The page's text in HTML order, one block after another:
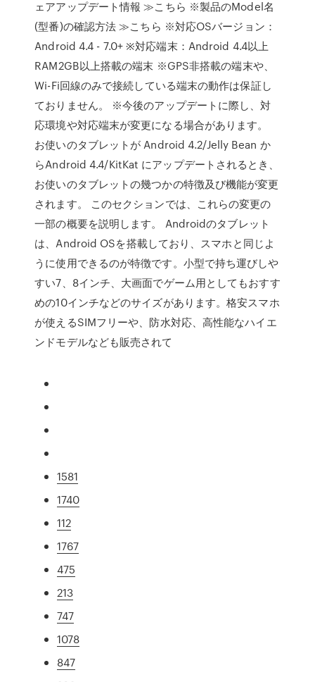
ェアアップデート情報 ≫こちら ※製品のModel名
(型番)の確認方法 ≫こちら ※対応OSバージョン：
Android 4.4 - 7.0+ ※対応端末：Android 4.4以上
RAM2GB以上搭載の端末 ※GPS非搭載の端末や、
Wi-Fi回線のみで接続している端末の動作は保証し
ておりません。 ※今後のアップデートに際し、対
応環境や対応端末が変更になる場合があります。
お使いのタブレットが Android 4.2/Jelly Bean か
らAndroid 4.4/KitKat にアップデートされるとき、
お使いのタブレットの幾つかの特徴及び機能が変更
されます。 このセクションでは、これらの変更の
一部の概要を説明します。 Androidのタブレット
は、Android OSを搭載しており、スマホと同じよ
うに使用できるのが特徴です。小型で持ち運びしや
すい7、8インチ、大画面でゲーム用としてもおすす
めの10インチなどのサイズがあります。格安スマホ
が使えるSIMフリーや、防水対応、高性能なハイエ
ンドモデルなども販売されて
1581
1740
112
1767
475
213
747
1078
847